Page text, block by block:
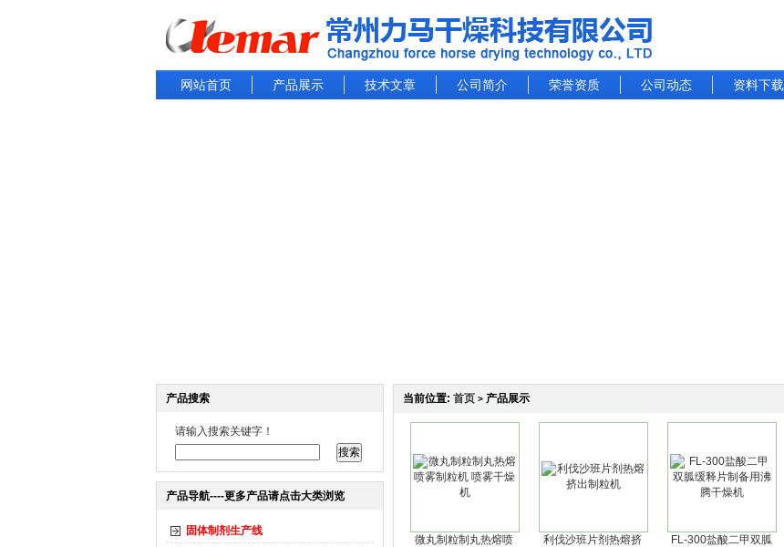
网站首页 产品展示 技术文章 公司简介 荣誉资质 公司动态 资料下载
产品搜索
请输入搜索关键字！
产品导航----更多产品请点击大类浏览
固体制剂生产线
当前位置: 首页 > 产品展示
微丸制粒制丸热熔喷
利伐沙班片剂热熔挤
FL-300盐酸二甲双胍